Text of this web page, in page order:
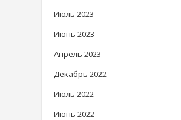
Июль 2023
Июнь 2023
Апрель 2023
Декабрь 2022
Июль 2022
Июнь 2022